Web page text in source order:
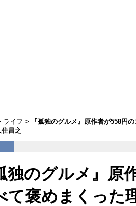
ライフ
『孤独のグルメ』原作者が558円
住昌之
独のグルメ』
て褒めまくった